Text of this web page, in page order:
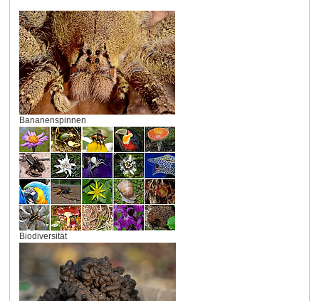
Bananenspinnen
Biodiversität